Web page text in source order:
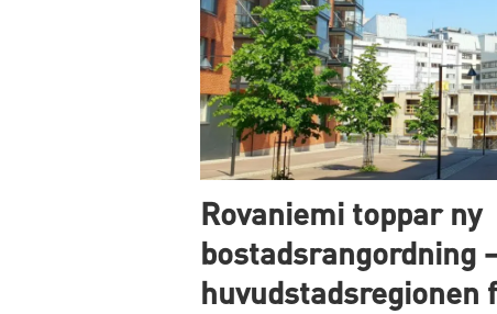
Rovaniemi toppar ny
bostadsrangordning
huvudstadsregionen